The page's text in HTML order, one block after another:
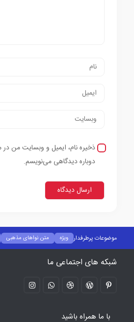
ذخیره نام، ایمیل و وبسایت من در
دوباره دیدگاهی می‌نویسم.
موضوعات پرطرفدار ویژه متن نواهای مذهبی
متن آهنگ کردی
متن آهنگ رپ متن
متن آهنگ ایرانی پاپ
بیوگرافی خواننده هاشبکه های اجتماعی ما
با ما همراه باشید